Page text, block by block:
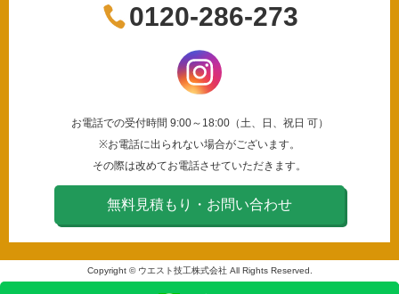
0120-286-273
お電話での受付時間 9:00～18:00（土、日、祝日 可）
※お電話に出られない場合がございます。
その際は改めてお電話させていただきます。
無料見積もり・お問い合わせ
Copyright © ウエスト技工株式会社 All Rights Reserved.